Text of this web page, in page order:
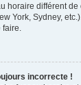
horaire différent
York, Sydney,
faire.
incorrecte !